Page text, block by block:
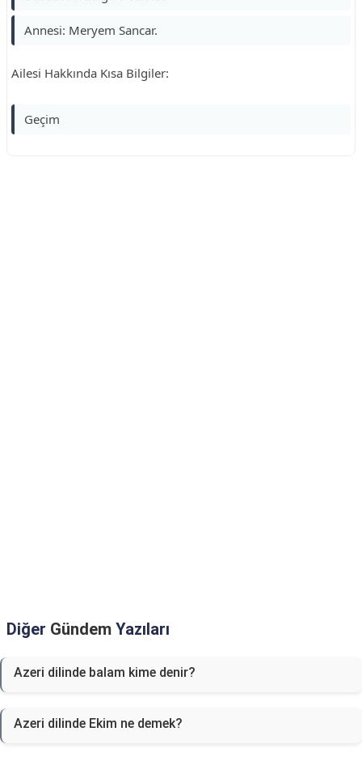
Annesi: Meryem Sancar.
Ailesi Hakkında Kısa Bilgiler:
Geçim
Diğer Gündem Yazıları
Azeri dilinde balam kime denir?
Azeri dilinde Ekim ne demek?